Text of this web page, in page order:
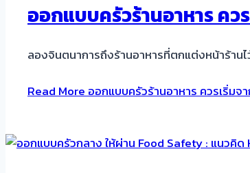
ออกแบบครัวร้านอาหาร คว
ลองจินตนาการถึงร้านอาหารที่ตกแต่งหน้าร้าน
Read More ออกแบบครัวร้านอาหาร ควรเริ่ม